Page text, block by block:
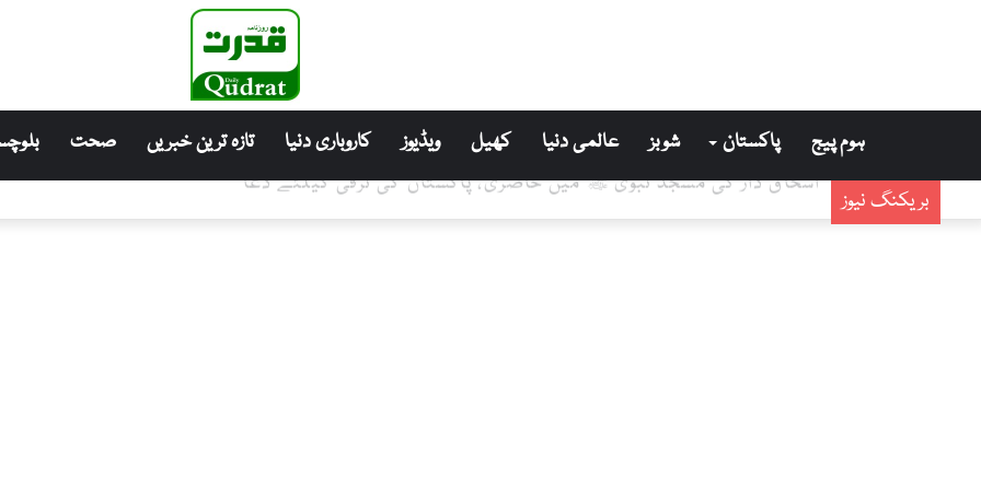
ہوم پیج پاکستان شوبز عالمی دنیا کھیل ویڈیوز کاروباری دنیا تازہ ترین خبریں صحت
بریکنگ نیوز اسحاق ڈار کی مسجد نبوی ﷺ میں حاضری، پاکستان کی ترقی کیلئے دعا